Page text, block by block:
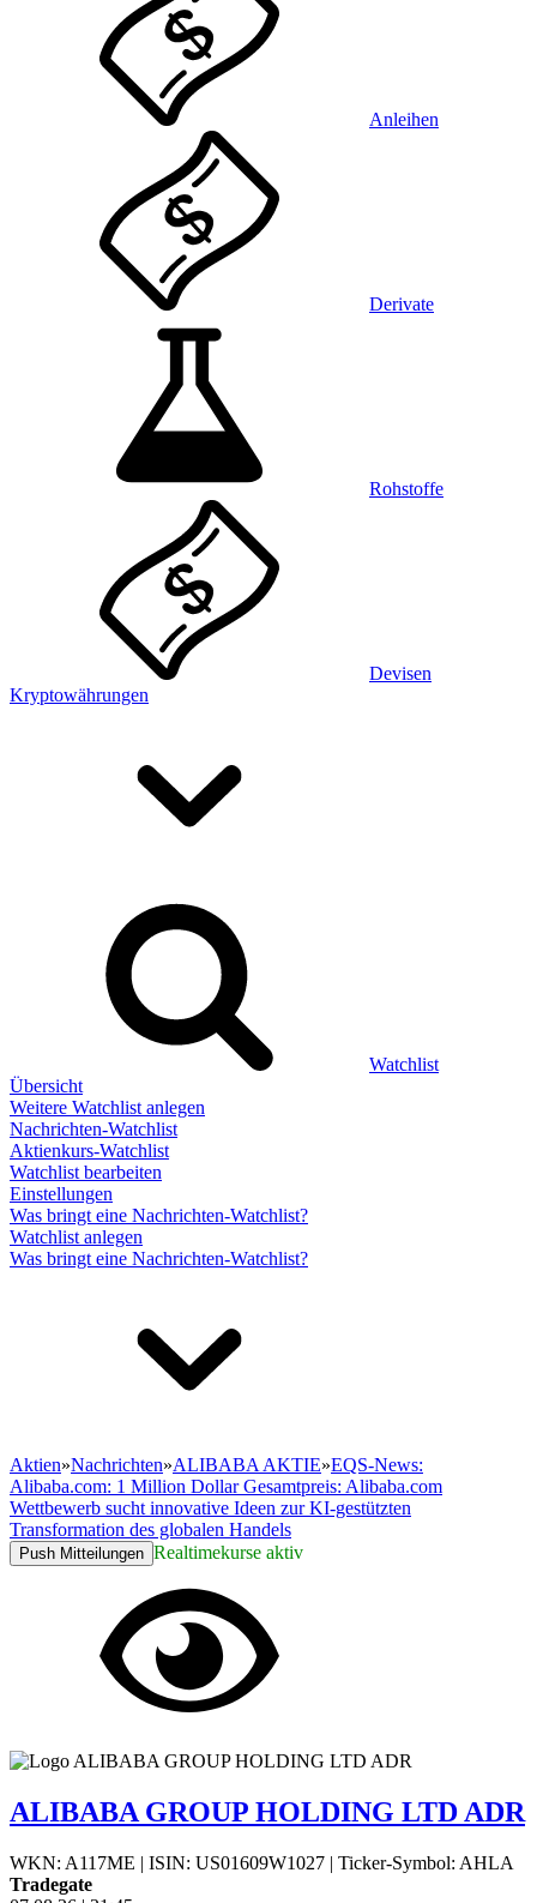
Anleihen
Derivate
Rohstoffe
Devisen
Kryptowährungen
Watchlist
Übersicht
Weitere Watchlist anlegen
Nachrichten-Watchlist
Aktienkurs-Watchlist
Watchlist bearbeiten
Einstellungen
Was bringt eine Nachrichten-Watchlist?
Watchlist anlegen
Was bringt eine Nachrichten-Watchlist?
Aktien»Nachrichten»ALIBABA AKTIE»EQS-News:
Alibaba.com: 1 Million Dollar Gesamtpreis: Alibaba.com
Wettbewerb sucht innovative Ideen zur KI-gestützten
Transformation des globalen Handels
Push Mitteilungen Realtimekurse aktiv
ALIBABA GROUP HOLDING LTD ADR
WKN: A117ME | ISIN: US01609W1027 | Ticker-Symbol: AHLA
Tradegate